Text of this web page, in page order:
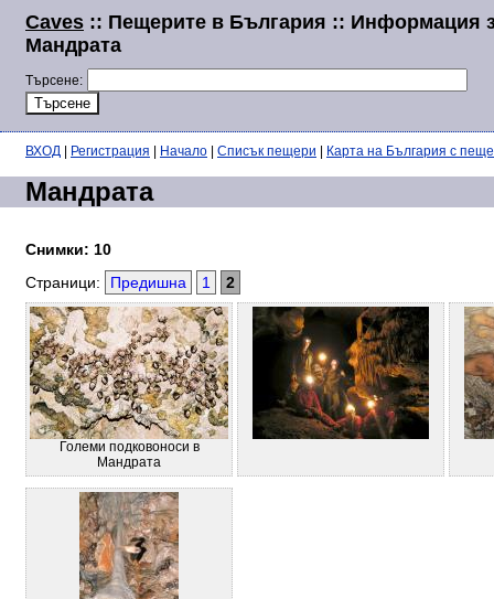
Caves :: Пещерите в България :: Информация
Мандрата
Търсене:
ВХОД Регистрация Начало Списък пещери Карта на България с
Мандрата
Снимки: 10
Страници:
Предишна 1 2
Големи подковоноси в
Мандрата